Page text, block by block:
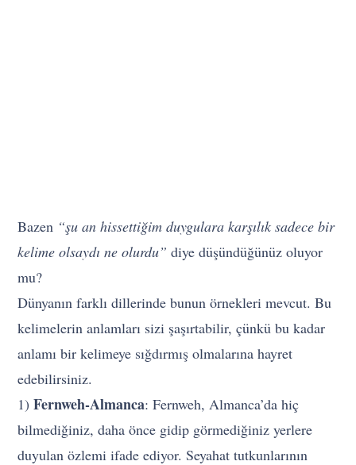
Bazen “şu an hissettiğim duygulara karşılık sadece bir
kelime olsaydı ne olurdu” diye düşündüğünüz oluyor
mu?
Dünyanın farklı dillerinde bunun örnekleri mevcut. Bu
kelimelerin anlamları sizi şaşırtabilir, çünkü bu kadar
anlamı bir kelimeye sığdırmış olmalarına hayret
edebilirsiniz.
1)Fernweh-Almanca: Fernweh, Almanca’da hiç
bilmediğiniz, daha önce gidip görmediğiniz yerlere
duyulan özlemi ifade ediyor. Seyahat tutkunlarının